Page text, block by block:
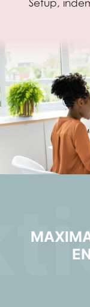
Setup,